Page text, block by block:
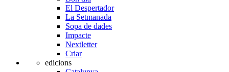
El Despertador
La Setmanada
Sopa de dades
Impacte
Nextletter
Criar
edicions